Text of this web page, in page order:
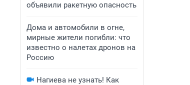
объявили ракетную опасность
Дома и автомобили в огне,
мирные жители погибли: что
известно о налетах дронов на
Россию
Нагиева не узнать! Как